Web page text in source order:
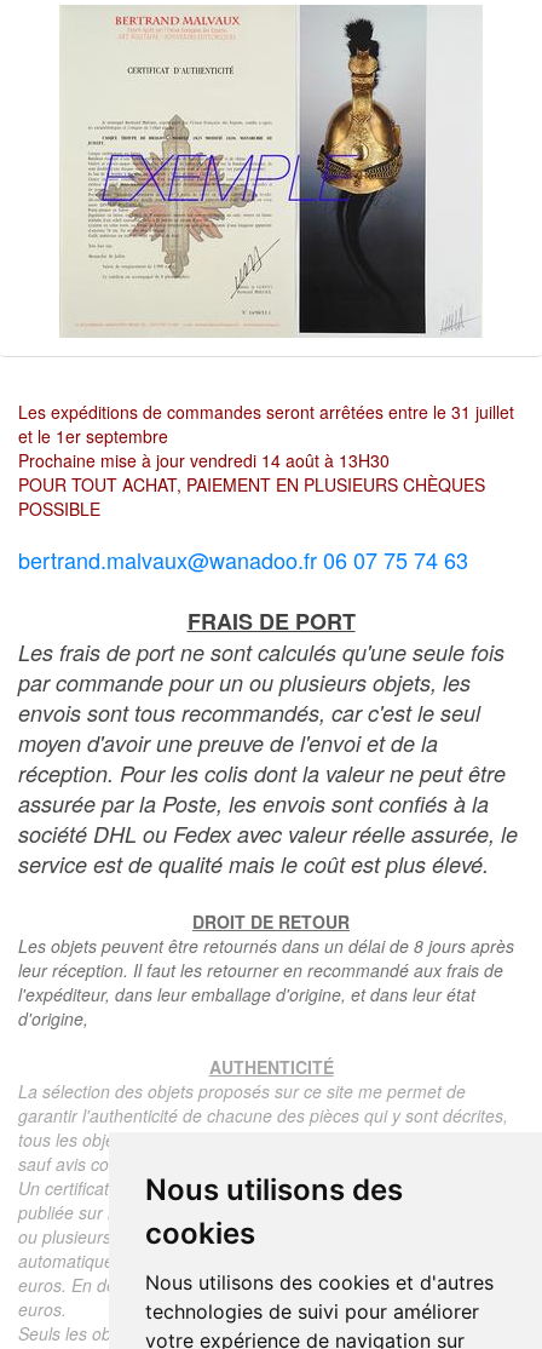
Nous utilisons des
cookies
Nous utilisons des cookies et d'autres
technologies de suivi pour améliorer
votre expérience de navigation sur
Les expéditions de commandes seront arrêtées entre le 31 juillet
et le 1er septembre
Prochaine mise à jour vendredi 14 août à 13H30
POUR TOUT ACHAT, PAIEMENT EN PLUSIEURS CHÈQUES
POSSIBLE
bertrand.malvaux@wanadoo.fr 06 07 75 74 63
FRAIS DE PORT
Les frais de port ne sont calculés qu'une seule fois
par commande pour un ou plusieurs objets, les
envois sont tous recommandés, car c'est le seul
moyen d'avoir une preuve de l'envoi et de la
réception. Pour les colis dont la valeur ne peut être
assurée par la Poste, les envois sont confiés à la
société DHL ou Fedex avec valeur réelle assurée, le
service est de qualité mais le coût est plus élevé.
DROIT DE RETOUR
Les objets peuvent être retournés dans un délai de 8 jours après
leur réception. Il faut les retourner en recommandé aux frais de
l'expéditeur, dans leur emballage d'origine, et dans leur état
d'origine,
AUTHENTICITÉ
La sélection des objets proposés sur ce site me permet de
garantir l'authenticité de chacune des pièces qui y sont décrites,
tous les objets proposés sont garantis d'époque et authentiques,
sauf avis contraire ou restriction dans la description.
Un certificat d'authenticité de l'objet reprenant la description
publiée sur le site, l'époque, le prix de vente, accompagné d'une
ou plusieurs photographies en couleurs est communiqué
automatiquement pour tout objet dont le prix est supérieur à 130
euros. En dessous de ce prix chaque certificat est facturé 5
euros.
Seuls les objets vendus par mes soins font l'objet d'un certificat